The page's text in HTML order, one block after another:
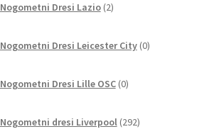
Nogometni Dresi Lazio 2izdelka
Nogometni Dresi Leicester City 0izdelkov
Nogometni Dresi Lille OSC 0izdelkov
Nogometni dresi Liverpool 292izdelkov